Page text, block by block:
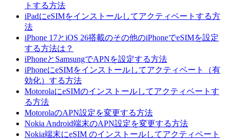
トする方法
iPadにeSIMをインストールしてアクティベートする方
法
iPhone 17とiOS 26搭載のその他のiPhoneでeSIMを設定
する方法は？
iPhoneとSamsungでAPNを設定する方法
iPhoneにeSIMをインストールしてアクティベート（有
効化）する方法
MotorolaにeSIMのインストールしてアクティベートす
る方法
MotorolaのAPN設定を変更する方法
Nokia Android端末のAPN設定を変更する方法
Nokia端末にeSIM のインストールしてアクティベート